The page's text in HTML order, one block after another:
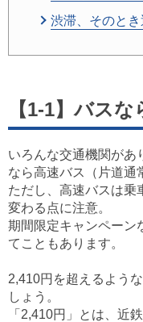
渋滞、そのと
【1-1】バス
いろんな交通機関があ
なら高速バス（片道通
ただし、高速バスは乗
変わる点に注意。
期間限定キャンペーン
てこともあります。
2,410円を超えるよう
しょう。
「2,410円」とは、近